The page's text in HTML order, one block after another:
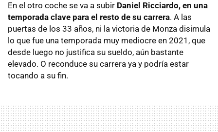
En el otro coche se va a subir Daniel Ricciardo, en una
temporada clave para el resto de su carrera. A las
puertas de los 33 años, ni la victoria de Monza disimula
lo que fue una temporada muy mediocre en 2021, que
desde luego no justifica su sueldo, aún bastante
elevado. O reconduce su carrera ya y podría estar
tocando a su fin.